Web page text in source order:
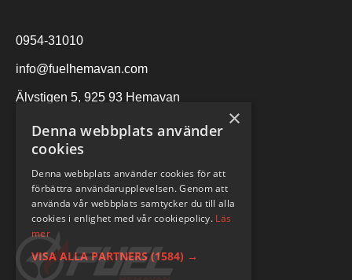
0954-31010
info@fuelhemavan.com
Älvstigen 5, 925 93 Hemavan
×
Denna webbplats använder
cookies
Denna webbplats använder cookies för att
förbättra användarupplevelsen. Genom att
använda vår webbplats samtycker du till alla
cookies i enlighet med vår cookiepolicy. Läs
mer
VISA ALLA PARTNERS (1584) →